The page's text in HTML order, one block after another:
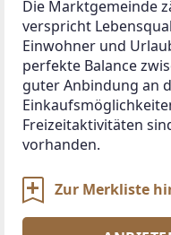
Die Marktgemeinde
verspricht
Einwohner und
perfekte Balance
guter Anbindung an
Freizeitaktivitäten
vorhanden.
Zur Merkliste